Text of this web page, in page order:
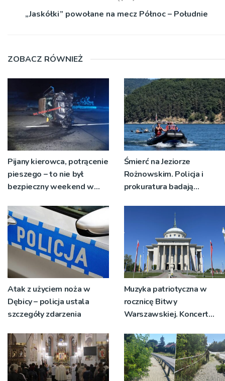
„Jaskółki” powołane na mecz Północ – Południe
ZOBACZ RÓWNIEŻ
Pijany kierowca, potrącenie
pieszego – to nie był
bezpieczny weekend w
Śmierć na Jeziorze
Rożnowskim. Policja i
prokuratura badają
Atak z użyciem noża w
Dębicy – policja ustala
szczegóły zdarzenia
Muzyka patriotyczna w
rocznicę Bitwy
Warszawskiej. Koncert